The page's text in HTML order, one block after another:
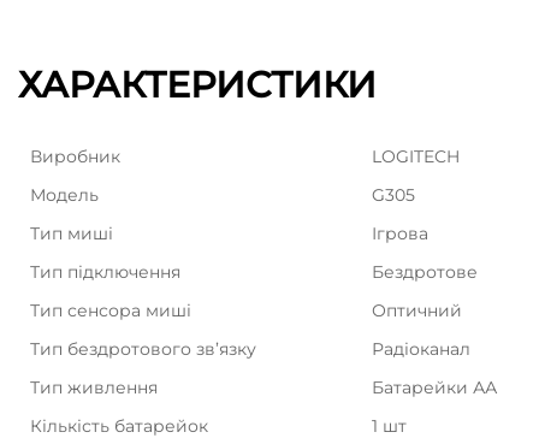
ХАРАКТЕРИСТИКИ
Виробник
LOGITECH
Модель
G305
Тип миші
Ігрова
Тип підключення
Бездротове
Тип сенсора миші
Оптичний
Тип бездротового зв’язку
Радіоканал
Тип живлення
Батарейки АА
Кількість батарейок
1 шт